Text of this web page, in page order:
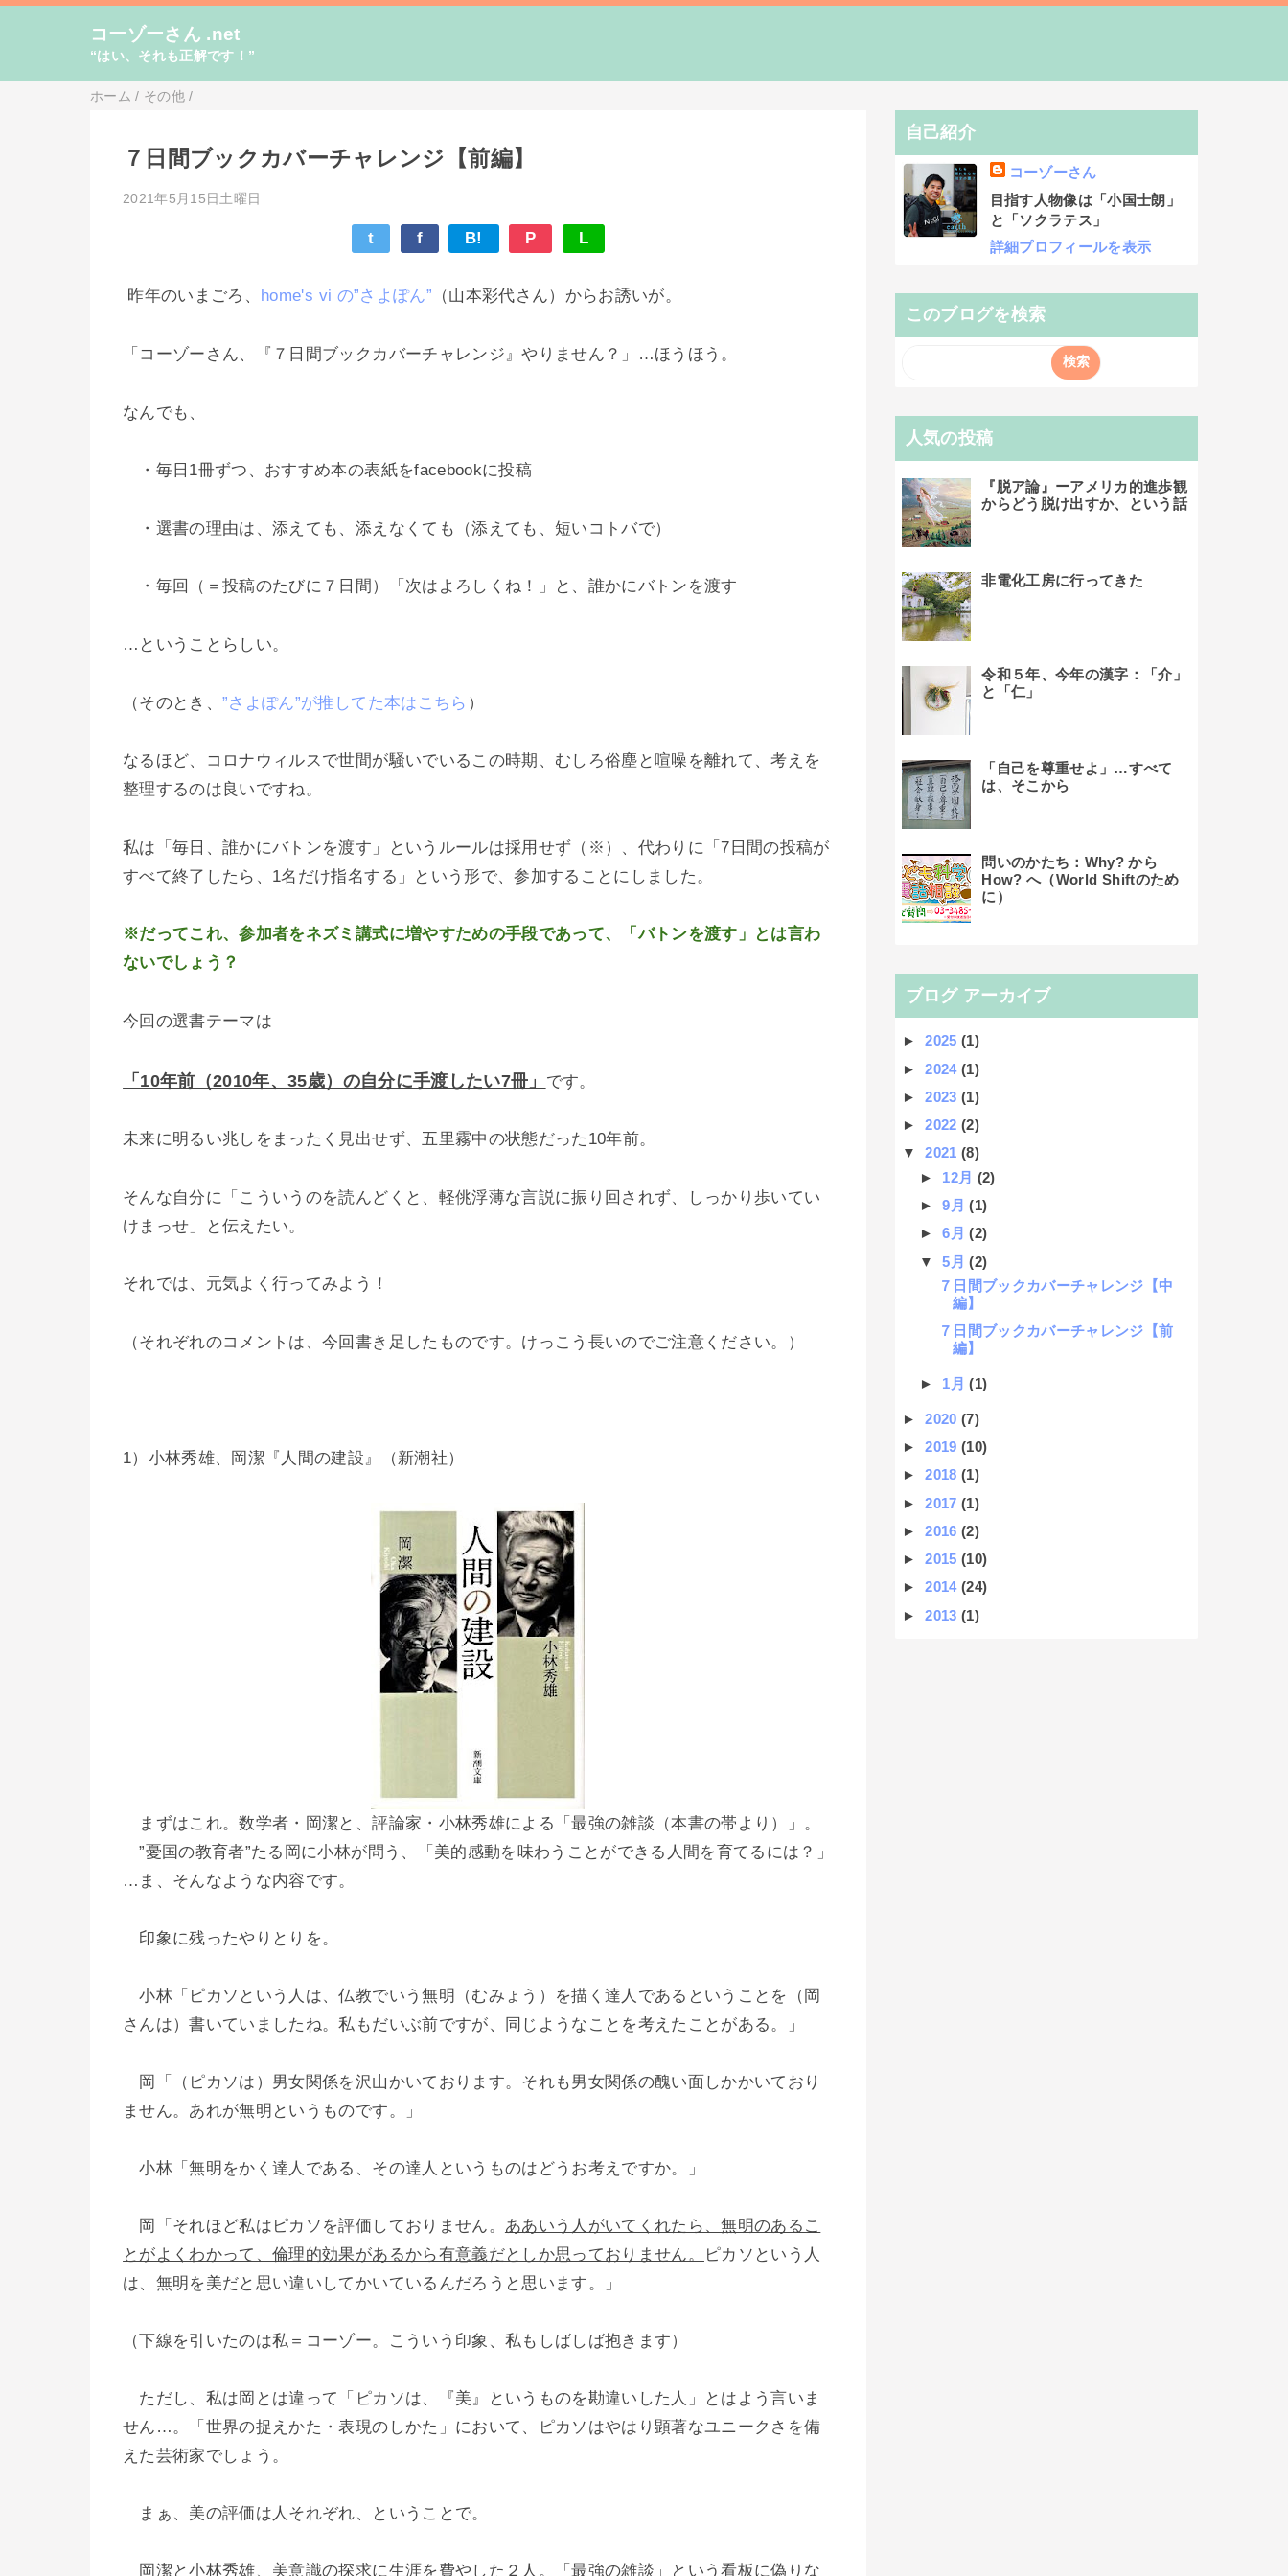
コーゾーさん .net
“はい、それも正解です！”
ホーム / その他 /
７日間ブックカバーチャレンジ【前編】
2021年5月15日土曜日
t f B! P L
昨年のいまごろ、 home's vi の”さよぽん” （山本彩代さん）からお誘いが。
「コーゾーさん、『７日間ブックカバーチャレンジ』やりません？」…ほうほう。
なんでも、
・毎日1冊ずつ、おすすめ本の表紙をfacebookに投稿
・選書の理由は、添えても、添えなくても（添えても、短いコトバで）
・毎回（＝投稿のたびに７日間）「次はよろしくね！」と、誰かにバトンを渡す
…ということらしい。
（そのとき、”さよぽん”が推してた本はこちら ）
なるほど、コロナウィルスで世間が騒いでいるこの時期、むしろ俗塵と喧噪を離れて、考えを
整理するのは良いですね。
私は「毎日、誰かにバトンを渡す」というルールは採用せず（※）、代わりに「7日間の投稿が
すべて終了したら、1名だけ指名する」という形で、参加することにしました。
※だってこれ、参加者をネズミ講式に増やすための手段であって、「バトンを渡す」とは言わ
ないでしょう？
今回の選書テーマは
「10年前（2010年、35歳）の自分に手渡したい7冊」 です。
未来に明るい兆しをまったく見出せず、五里霧中の状態だった10年前。
そんな自分に「こういうのを読んどくと、軽佻浮薄な言説に振り回されず、しっかり歩いてい
けまっせ」と伝えたい。
それでは、元気よく行ってみよう！
（それぞれのコメントは、今回書き足したものです。けっこう長いのでご注意ください。）
1）小林秀雄、岡潔『人間の建設』（新潮社）
まずはこれ。数学者・岡潔と、評論家・小林秀雄による「最強の雑談（本書の帯より）」。
”憂国の教育者”たる岡に小林が問う、「美的感動を味わうことができる人間を育てるには？」
…ま、そんなような内容です。
印象に残ったやりとりを。
小林「ピカソという人は、仏教でいう無明（むみょう）を描く達人であるということを（岡
さんは）書いていましたね。私もだいぶ前ですが、同じようなことを考えたことがある。」
岡「（ピカソは）男女関係を沢山かいております。それも男女関係の醜い面しかかいており
ません。あれが無明というものです。」
小林「無明をかく達人である、その達人というものはどうお考えですか。」
岡「それほど私はピカソを評価しておりません。 ああいう人がいてくれたら、無明のあるこ
とがよくわかって、倫理的効果があるから有意義だとしか思っておりません。
ピカソという人
は、無明を美だと思い違いしてかいているんだろうと思います。」
（下線を引いたのは私＝コーゾー。こういう印象、私もしばしば抱きます）
ただし、私は岡とは違って「ピカソは、『美』というものを勘違いした人」とはよう言いま
せん…。「世界の捉えかた・表現のしかた」において、ピカソはやはり顕著なユニークさを備
えた芸術家でしょう。
まぁ、美の評価は人それぞれ、ということで。
岡潔と小林秀雄、美意識の探求に生涯を費やした２人。「最強の雑談」という看板に偽りな
自己紹介
コーゾーさん
目指す人物像は「小国士朗」
と「ソクラテス」
詳細プロフィールを表示
このブログを検索
人気の投稿
『脱ア論』ーアメリカ的進歩観
からどう脱け出すか、という話
非電化工房に行ってきた
令和５年、今年の漢字：「介」
と「仁」
「自己を尊重せよ」…すべて
は、そこから
問いのかたち：Why? から
How? へ（World Shiftのため
に）
ブログ アーカイブ
►2025(1)
►2024(1)
►2023(1)
►2022(2)
▼2021(8)
► 12月 (2)
►9月(1)
►6月(2)
▼5月(2)
７日間ブックカバーチャレンジ【中
編】
７日間ブックカバーチャレンジ【前
編】
► 1月(1)
►2020(7)
►2019(10)
►2018(1)
►2017(1)
►2016(2)
►2015(10)
►2014(24)
►2013(1)